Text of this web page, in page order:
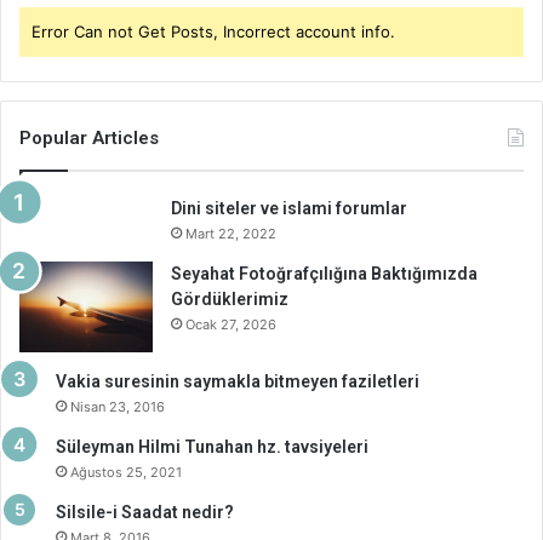
Error Can not Get Posts, Incorrect account info.
Popular Articles
Dini siteler ve islami forumlar
Mart 22, 2022
Seyahat Fotoğrafçılığına Baktığımızda
Gördüklerimiz
Ocak 27, 2026
Vakia suresinin saymakla bitmeyen faziletleri
Nisan 23, 2016
Süleyman Hilmi Tunahan hz. tavsiyeleri
Ağustos 25, 2021
Silsile-i Saadat nedir?